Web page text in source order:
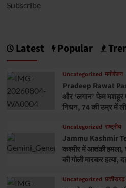
Subscribe
Latest Popular
Uncategorized मनोरंजन
Pradeep Rawat
और ‘लगान’ फेम मशहूर
निधन, 74 की उम्र में
Uncategorized राष्ट्रीय
Jammu Kashmir
कश्मीर में आतंकी हमला,
की गोली मारकर
Uncategorized छत्तीसगढ़